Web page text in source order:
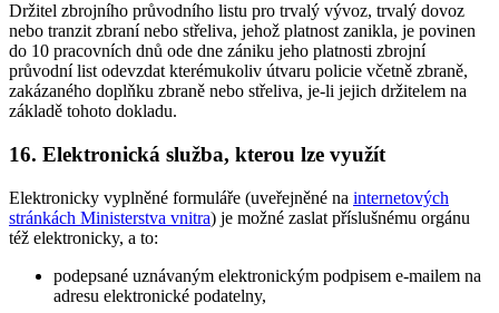
Držitel zbrojního průvodního listu pro trvalý vývoz, trvalý dovoz
nebo tranzit zbraní nebo střeliva, jehož platnost zanikla, je povinen
do 10 pracovních dnů ode dne zániku jeho platnosti zbrojní
průvodní list odevzdat kterémukoliv útvaru policie včetně zbraně,
zakázaného doplňku zbraně nebo střeliva, je-li jejich držitelem na
základě tohoto dokladu.
16. Elektronická služba, kterou lze využít
Elektronicky vyplněné formuláře (uveřejněné na internetových
stránkách Ministerstva vnitra) je možné zaslat příslušnému orgánu
též elektronicky, a to:
podepsané uznávaným elektronickým podpisem e-mailem na
adresu elektronické podatelny,